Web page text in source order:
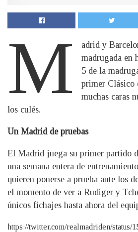
M
adrid y
madrugada en
5 de la
primer Clásico
muchas caras
los culés.
Un Madrid de pruebas
El Madrid juega su primer partido
una semana entera de
quieren ponerse a prueba ante los
el momento de ver a Rudiger y
únicos fichajes hasta ahora del
https://twitter.com/realmadriden/status/